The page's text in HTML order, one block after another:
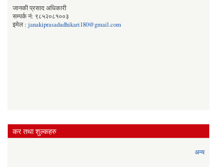
जानकी प्रसाद अधिकारी
सम्पर्क नं: ९८५२०८१००३
इमेल : janakiprasadadhikari180@gmail.com
कर तथा शुल्कहरु
अन्य